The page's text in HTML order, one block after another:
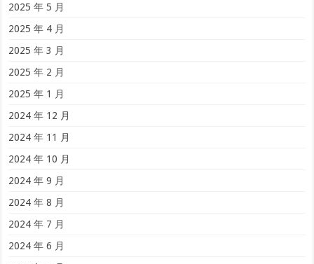
2025 年 5 月
2025 年 4 月
2025 年 3 月
2025 年 2 月
2025 年 1 月
2024 年 12 月
2024 年 11 月
2024 年 10 月
2024 年 9 月
2024 年 8 月
2024 年 7 月
2024 年 6 月